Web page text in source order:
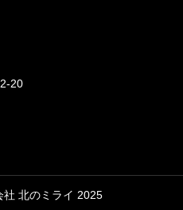
20
北のミライ 2025